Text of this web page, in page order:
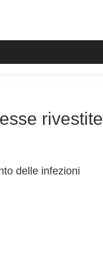
rivestite
delle infezioni